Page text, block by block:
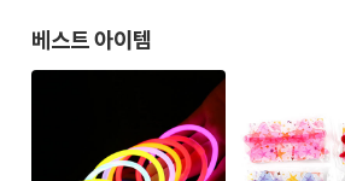
베스트 아이템